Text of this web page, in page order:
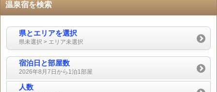
温泉宿を検索
県とエリアを選択
県未選択 > エリア未選択
宿泊日と部屋数
2026年8月7日から1泊1部屋
人数